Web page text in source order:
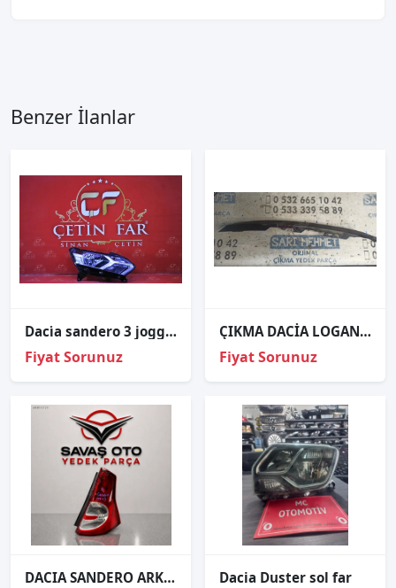
Benzer İlanlar
Daci̇a sandero 3 jogger sağ far orj çıkma i̇çi̇ krom 2023-2024
Fiyat Sorunuz
ÇIKMA DACİA LOGAN SAĞ ÖN FAR KAŞI
Fiyat Sorunuz
DACIA SANDERO ARKA STOP SAĞ SOL 2008 2009 2010 2011 2012 / TAİWAN Dacia Duster sol far